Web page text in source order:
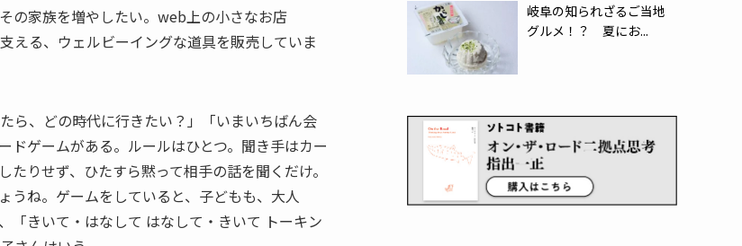
の家族を増やしたい。web上の小さなお店
える、ウェルビーイングな道具を販売していま
ら、どの時代に行きたい？」「いまいちばん会
ドゲームがある。ルールはひとつ。聞き手はカー
りせず、ひたすら黙って相手の話を聞くだけ。
うね。ゲームをしていると、子どもも、大人
「きいて・はなして はなして・きいて トーキン
岐阜の知られざるご当地
グルメ！？ 夏にお...